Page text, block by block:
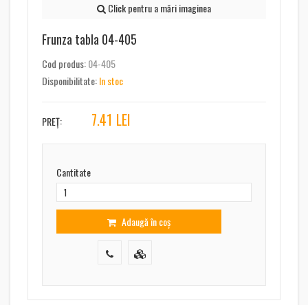
Click pentru a mări imaginea
Frunza tabla 04-405
Cod produs:04-405
Disponibilitate:In stoc
PREȚ: 7.41 LEI
Cantitate
Adaugă în coș